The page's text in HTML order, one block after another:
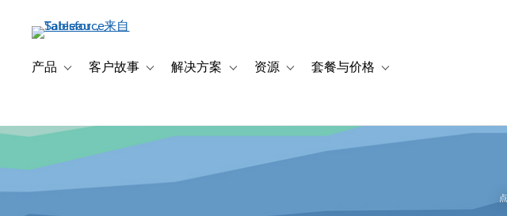
容
产品 Toggle sub-navigation for 产品
客户故事 Toggle sub-navigation for 客户故事
解决方案 Toggle sub-navigation for 解决方案
资源 Toggle sub-navigation for 资源
套餐与价格 Toggle sub-navigation for